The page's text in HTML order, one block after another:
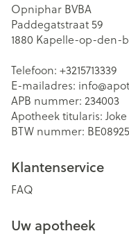
Opniphar BVBA
Paddegatstraat 59
1880 Kapelle-op-den-
Telefoon: +3215713339
E-mailadres: info@
APB nummer: 234003
Apotheek titularis:
BTW nummer:
Klantenservice
FAQ
Uw apotheek